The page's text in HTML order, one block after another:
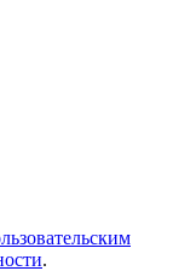
.